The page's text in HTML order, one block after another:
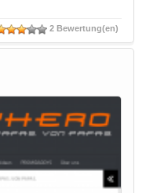
2 Bewertung(en)